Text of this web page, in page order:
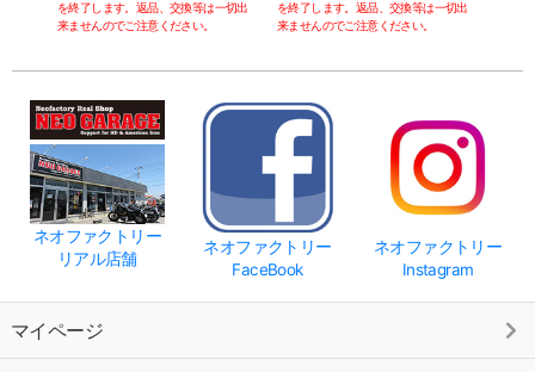
を終了します。返品、交換等は一切出
来ませんのでご注意ください。
を終了します。返品、交換等は一切出
来ませんのでご注意ください。
ネオファクトリー
リアル店舗
ネオファクトリー
FaceBook
ネオファクトリー
Instagram
マイページ